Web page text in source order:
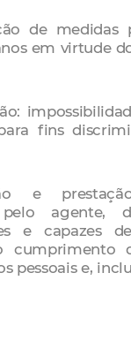
de medidas
em virtude
fins
e
pelo agente,
e capazes
cumprimento
pessoais e,